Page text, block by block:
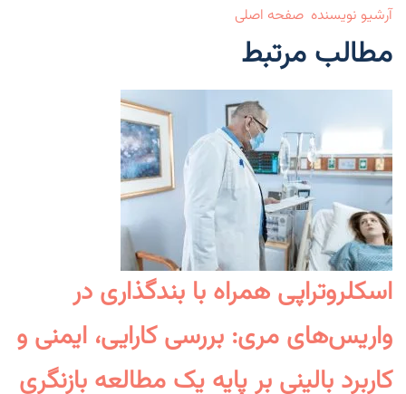
آرشیو نویسنده صفحه اصلی
مطالب مرتبط
اسکلروتراپی همراه با بندگذاری در
واریس‌های مری: بررسی کارایی، ایمنی و
کاربرد بالینی بر پایه یک مطالعه بازنگری